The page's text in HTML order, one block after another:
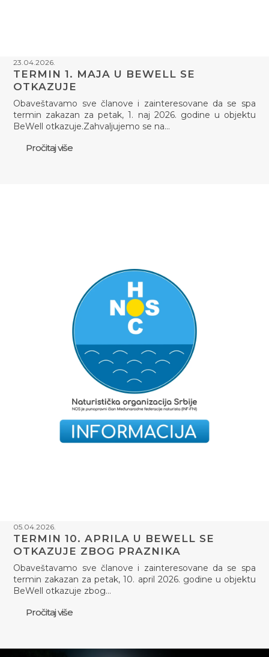
23.04.2026.
TERMIN 1. MAJA U BEWELL SE
OTKAZUJE
Obaveštavamo sve članove i zainteresovane da se spa
termin zakazan za petak, 1. naj 2026. godine u objektu
BeWell otkazuje.Zahvaljujemo se na…
Pročitaj više
05.04.2026.
TERMIN 10. APRILA U BEWELL SE
OTKAZUJE ZBOG PRAZNIKA
Obaveštavamo sve članove i zainteresovane da se spa
termin zakazan za petak, 10. april 2026. godine u objektu
BeWell otkazuje zbog…
Pročitaj više